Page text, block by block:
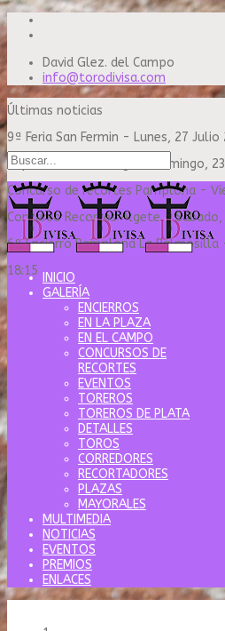
David Glez. del Campo
info@torodivisa.com
Últimas noticias
9ª Feria San Fermin - Lunes, 27 Julio
Capea Sanse Domingo
Domingo,
Concurso de recortes Pamplona -
Concurso Recortes Algete-
6º Encierro Pamplona La Palmosilla
18:15
INICIO
GALERÍA
ENCIERROS
EN LA PLAZA
EN EL CAMPO
CONCURSOS DE
RECORTES
EVENTOS
TOREROS
TOREROS DE PLATA
DETALLES
TOROS
CORREDORES
RECORTADORES
PLAZAS
MAYORALES
MULTIMEDIA
NOTICIAS
EVENTOS
PREMIOS
ENLACES